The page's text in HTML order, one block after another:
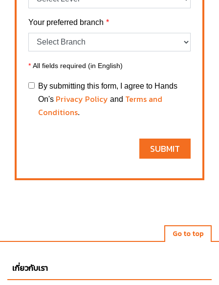
Your preferred branch
* All fields required (in English)
By submitting this form, I agree to Hands
On's Privacy Policy and Terms and
Conditions.
SUBMIT
Go to top
เกี่ยวกับเรา